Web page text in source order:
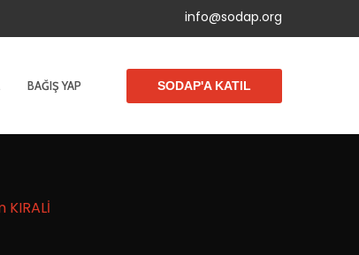
info@sodap.org
BAĞIŞ YAP SODAP'A KATIL